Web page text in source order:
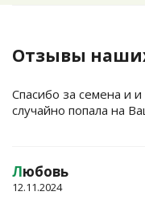
Отзывы
Спасибо за семена и
случайно попала на
Любовь
12.11.2024